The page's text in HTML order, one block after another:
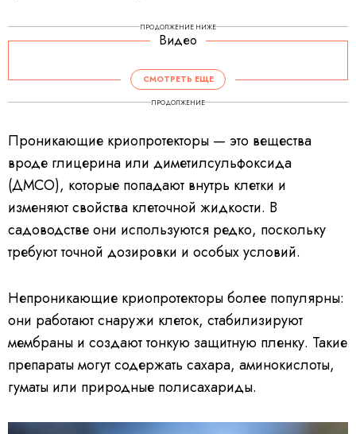
ПРОДОЛЖЕНИЕ НИЖЕ
Видео
СМОТРЕТЬ ЕЩЕ
ПРОДОЛЖЕНИЕ
Проникающие криопротекторы — это вещества
вроде глицерина или диметилсульфоксида
(ДМСО), которые попадают внутрь клетки и
изменяют свойства клеточной жидкости. В
садоводстве они используются редко, поскольку
требуют точной дозировки и особых условий.
Непроникающие криопротекторы более популярны:
они работают снаружи клеток, стабилизируют
мембраны и создают тонкую защитную пленку. Такие
препараты могут содержать сахара, аминокислоты,
гуматы или природные полисахариды.